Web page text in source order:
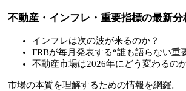
不動産・インフレ・重要指標の最新分
インフレは次の波が来るのか？
FRBが毎月発表する“誰も語らない重
不動産市場は2026年にどう変わるの
市場の本質を理解するための情報を網羅。